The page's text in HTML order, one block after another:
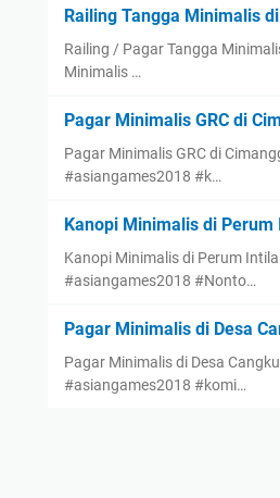
Railing Tangga Minimalis
Railing / Pagar Tangga
Minimalis …
Pagar Minimalis GRC di
Pagar Minimalis GRC di
#asiangames2018 #k…
Kanopi Minimalis di Perum
Kanopi Minimalis di Perum
#asiangames2018 #Nonto…
Pagar Minimalis di Desa
Pagar Minimalis di Desa
#asiangames2018 #komi…